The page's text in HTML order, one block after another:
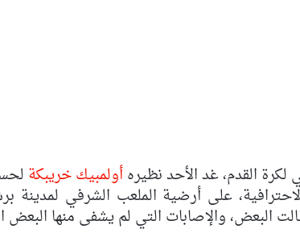
القدم، غد الأحد نظيرهأولمبيك خريبكة
على أرضية الملعب الشرفي لمدينة
البعض، والإصابات التي لم يشفى منها البعض